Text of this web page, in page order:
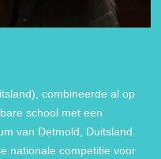
combineerde al op
school met een
van Detmold, Duitsland.
nationale competitie voor